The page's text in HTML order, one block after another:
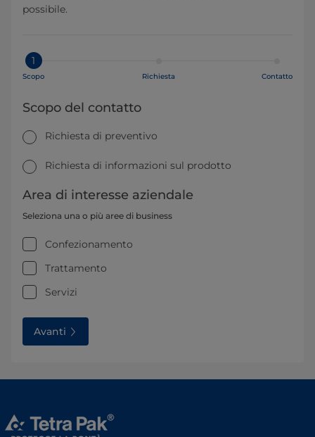
possibile.
1
Scopo Richiesta Contatto
Scopo del contatto
Richiesta di preventivo
Richiesta di informazioni sul prodotto
Area di interesse aziendale
Seleziona una o più aree di business
Confezionamento
Trattamento
Servizi
Avanti